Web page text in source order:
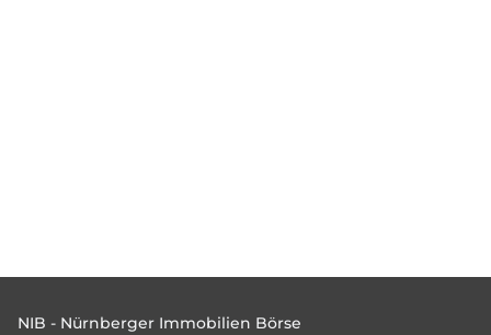
NIB - Nürnberger Immobilien Börse